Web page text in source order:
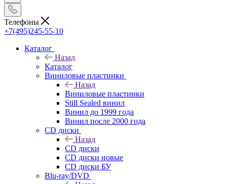
Телефоны
+7(495)245-55-10
Каталог
Назад
Каталог
Виниловые пластинки
Назад
Виниловые пластинки
Still Sealed винил
Винил до 1999 года
Винил после 2000 года
CD диски
Назад
CD диски
CD диски новые
CD диски БУ
Blu-ray/DVD